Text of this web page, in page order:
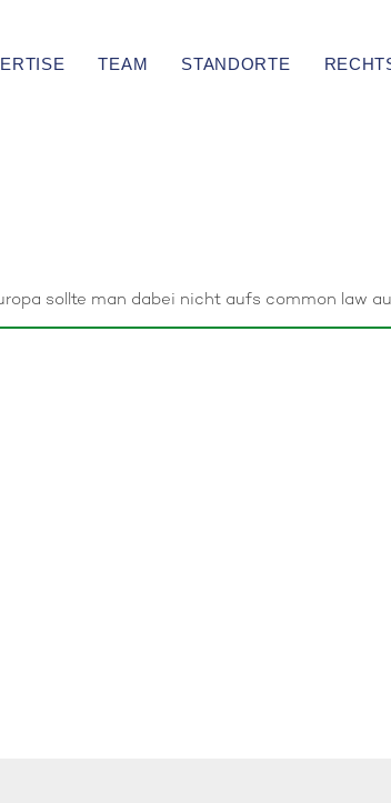
TEAM STANDORTE
sollte man dabei nicht aufs common law